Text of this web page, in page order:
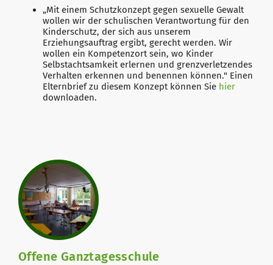
„Mit einem Schutzkonzept gegen sexuelle Gewalt
wollen wir der schulischen Verantwortung für den
Kinderschutz, der sich aus unserem
Erziehungsauftrag ergibt, gerecht werden. Wir
wollen ein Kompetenzort sein, wo Kinder
Selbstachtsamkeit erlernen und grenzverletzendes
Verhalten erkennen und benennen können." Einen
Elternbrief zu diesem Konzept können Sie hier
downloaden.
Offene Ganztagesschule